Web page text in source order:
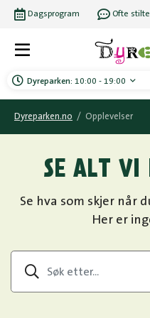
Dyreparken: 10:00 - 19:00
Dagsprogram Ofte
Dyreparken.no / Opplevelser
SE ALT VI
Se hva som skjer når
Her er